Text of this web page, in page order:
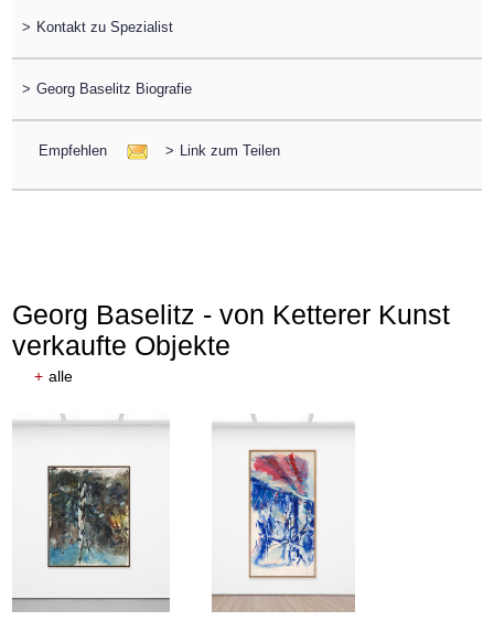
> Kontakt zu Spezialist
> Georg Baselitz Biografie
Empfehlen > Link zum Teilen
Georg Baselitz - von Ketterer Kunst
verkaufte Objekte
+ alle